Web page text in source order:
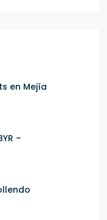
en Mejía
–